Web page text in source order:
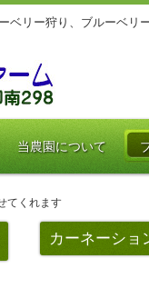
リー狩り、ブルーベリ
当農園について
てくれます
カーネーショ